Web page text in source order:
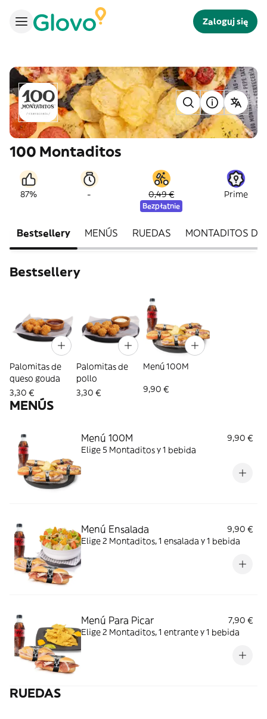
Zaloguj się
100 Montaditos
87% - 0,49 €
Bezpłatnie
Prime
Bestsellery MENÚS RUEDAS MONTADITOS
Bestsellery
Palomitas de
queso gouda
3,30 €
Palomitas de
pollo​
3,30 €
Menú 100M
9,90 €
MENÚS
Menú 100M
9,90 €
Elige 5 Montaditos y 1 bebida
Menú Ensalada
9,90 €
Elige 2 Montaditos, 1 ensalada y 1 bebida
Menú Para Picar
7,90 €
Elige 2 Montaditos, 1 entrante y 1 bebida
RUEDAS